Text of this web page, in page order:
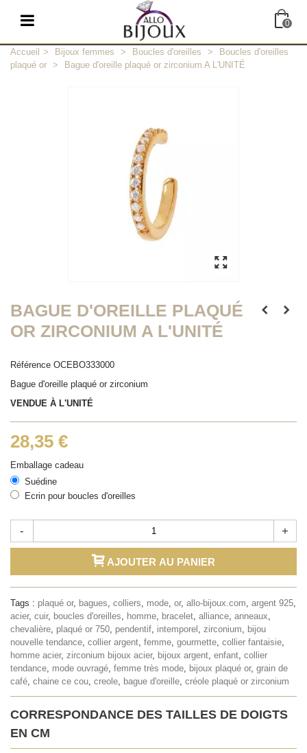
0
Accueil > Bijoux femmes > Boucles d'oreilles >
Boucles d'oreilles
plaqué or > Bague d'oreille plaqué or zirconium A L'UNITÉ
BAGUE D'OREILLE PLAQUÉ
OR ZIRCONIUM A L'UNITÉ
Référence OCEBO333000
Bague d'oreille plaqué or zirconium
VENDUE À L'UNITÉ
28,35 €
Emballage cadeau
Suédine
Ecrin pour boucles d'oreilles
- +
AJOUTER AU PANIER
Tags : plaqué or, bagues, colliers, mode, or, allo-bijoux.com, argent 925,
acier, cuir, boucles d'oreilles, homme, bracelet, alliance, anneaux,
chevalière, plaqué or 750, pendentif, intemporel , zirconium, bijou
nouvelle tendance, collier argent, femme, gourmette, collier fantaisie,
homme acier, zirconium bijoux acier, bijoux argent, enfant, collier
tendance, mode ouvragé, femme très mode, bijoux plaqué or, grain de
café, chaine ce cou, creole, bague d'oreille, créole plaqué or zirconium
CORRESPONDANCE DES TAILLES DE DOIGTS
EN CM